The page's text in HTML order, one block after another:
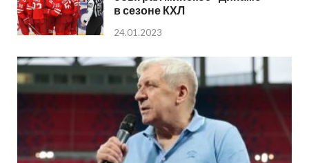
в сезоне КХЛ
24.01.2023